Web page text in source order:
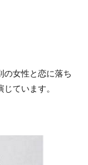
の女性と恋に落ち
ています。